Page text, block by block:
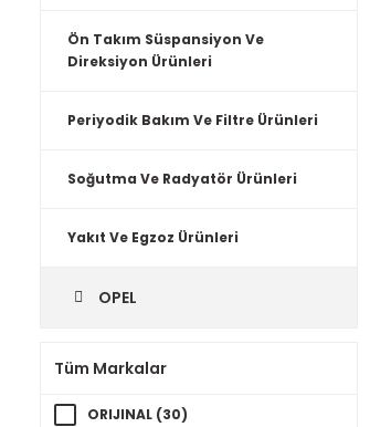
Ön Takım Süspansiyon Ve
Direksiyon Ürünleri
Periyodik Bakım Ve Filtre Ürünleri
Soğutma Ve Radyatör Ürünleri
Yakıt Ve Egzoz Ürünleri
OPEL
Tüm Markalar
ORIJINAL (30)